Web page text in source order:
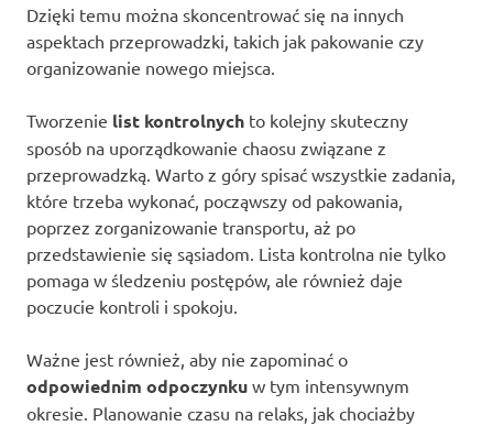
Dzięki temu można skoncentrować się na innych
aspektach przeprowadzki, takich jak pakowanie czy
organizowanie nowego miejsca.
Tworzenie list kontrolnych to kolejny skuteczny
sposób na uporządkowanie chaosu związane z
przeprowadzką. Warto z góry spisać wszystkie zadania,
które trzeba wykonać, począwszy od pakowania,
poprzez zorganizowanie transportu, aż po
przedstawienie się sąsiadom. Lista kontrolna nie tylko
pomaga w śledzeniu postępów, ale również daje
poczucie kontroli i spokoju.
Ważne jest również, aby nie zapominać o
odpowiednim odpoczynku w tym intensywnym
okresie. Planowanie czasu na relaks, jak chociażby